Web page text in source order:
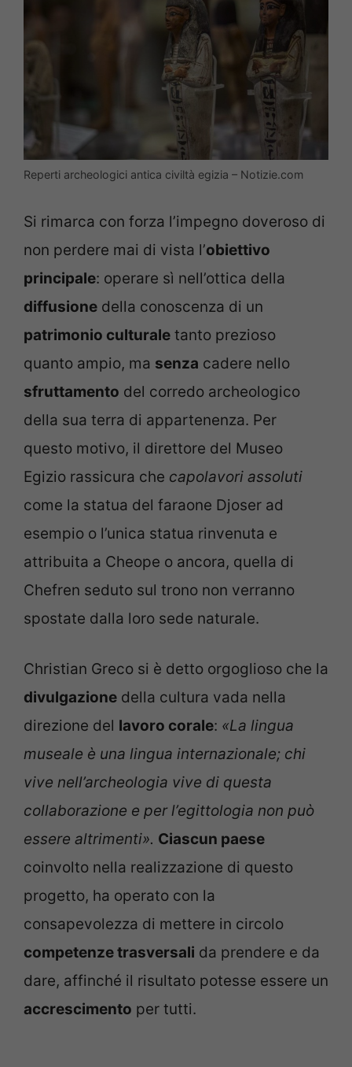
Reperti archeologici antica civiltà egizia – Notizie.com
Si rimarca con forza l’impegno doveroso di
non perdere mai di vista l’obiettivo
principale: operare sì nell’ottica della
diffusione della conoscenza di un
patrimonio culturale tanto prezioso
quanto ampio, ma senza cadere nello
sfruttamento del corredo archeologico
della sua terra di appartenenza. Per
questo motivo, il direttore del Museo
Egizio rassicura che capolavori assoluti
come la statua del faraone Djoser ad
esempio o l’unica statua rinvenuta e
attribuita a Cheope o ancora, quella di
Chefren seduto sul trono non verranno
spostate dalla loro sede naturale.
Christian Greco si è detto orgoglioso che la
divulgazione della cultura vada nella
direzione del lavoro corale: «La lingua
museale è una lingua internazionale; chi
vive nell’archeologia vive di questa
collaborazione e per l’egittologia non può
essere altrimenti». Ciascun paese
coinvolto nella realizzazione di questo
progetto, ha operato con la
consapevolezza di mettere in circolo
competenze trasversali da prendere e da
dare, affinché il risultato potesse essere un
accrescimento per tutti.